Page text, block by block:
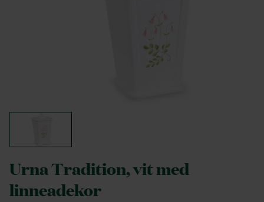
Urna Tradition, vit med
linneadekor